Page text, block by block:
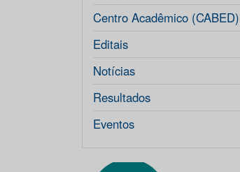
Centro Acadêmico (CABED)
Editais
Notícias
Resultados
Eventos